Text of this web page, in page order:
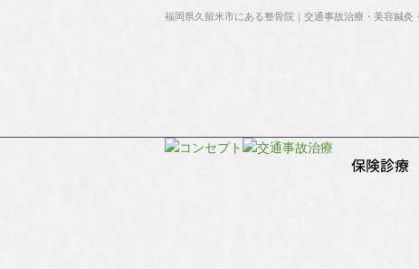
福岡県久留米市にある整骨院｜交通事故治療・美容鍼